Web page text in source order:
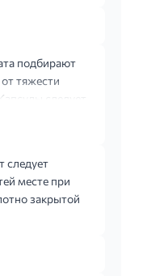
подбирают
тяжести
следует
каждого
детей или
следует
месте при
закрытой